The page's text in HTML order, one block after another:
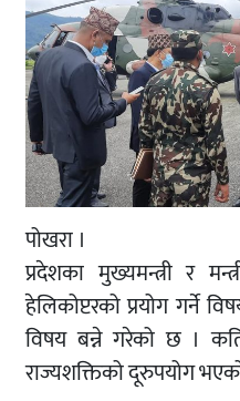
पोखरा ।
प्रदेशका मुख्यमन्त्री र
हेलिकोप्टरको प्रयोग गर्ने
विषय बन्ने गरेको छ ।
राज्यशक्तिको दूरुपयोग